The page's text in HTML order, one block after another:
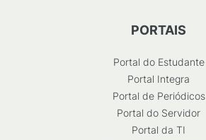
PORTAIS
Portal do Estudante
Portal Integra
Portal de Periódicos
Portal do Servidor
Portal da TI